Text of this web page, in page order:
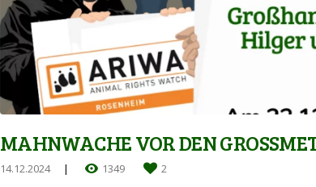
MAHNWACHE VOR DEN
14.12.2024 1349 2